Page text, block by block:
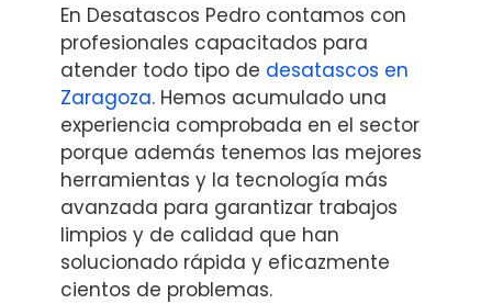
En Desatascos Pedro contamos con
profesionales capacitados para
atender todo tipo de desatascos en
Zaragoza. Hemos acumulado una
experiencia comprobada en el sector
porque además tenemos las mejores
herramientas y la tecnología más
avanzada para garantizar trabajos
limpios y de calidad que han
solucionado rápida y eficazmente
cientos de problemas.